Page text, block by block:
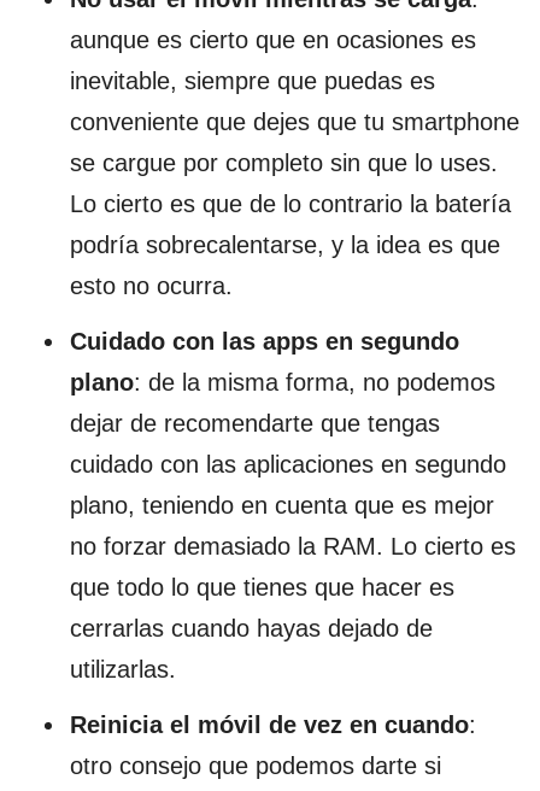
aunque es cierto que en ocasiones es
inevitable, siempre que puedas es
conveniente que dejes que tu smartphone
se cargue por completo sin que lo uses.
Lo cierto es que de lo contrario la batería
podría sobrecalentarse, y la idea es que
esto no ocurra.
Cuidado con las apps en segundo
plano: de la misma forma, no podemos
dejar de recomendarte que tengas
cuidado con las aplicaciones en segundo
plano, teniendo en cuenta que es mejor
no forzar demasiado la RAM. Lo cierto es
que todo lo que tienes que hacer es
cerrarlas cuando hayas dejado de
utilizarlas.
Reinicia el móvil de vez en cuando:
otro consejo que podemos darte si